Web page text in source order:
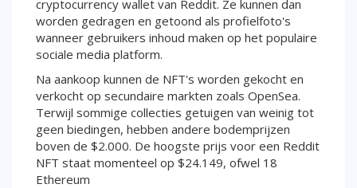
cryptocurrency wallet van Reddit. Ze kunnen dan
worden gedragen en getoond als profielfoto's
wanneer gebruikers inhoud maken op het populaire
sociale media platform.
Na aankoop kunnen de NFT's worden gekocht en
verkocht op secundaire markten zoals OpenSea.
Terwijl sommige collecties getuigen van weinig tot
geen biedingen, hebben andere bodemprijzen
boven de $2.000. De hoogste prijs voor een Reddit
NFT staat momenteel op $24.149, ofwel 18
Ethereum